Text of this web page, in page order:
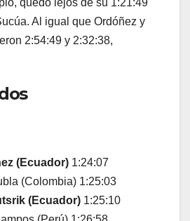
Al igual que Ordóñez y
2:54:49 y 2:32:38,
(Ecuador) 1:24:07
(Colombia) 1:25:03
(Ecuador) 1:25:10